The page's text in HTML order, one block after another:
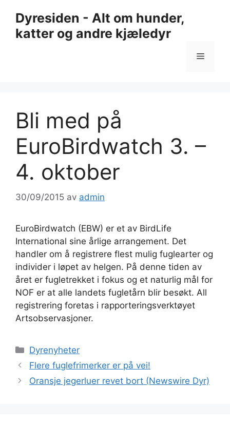
innhold
Dyresiden - Alt om hunder,
katter og andre kjæledyr
Meny
Bli med på
EuroBirdwatch 3. –
4. oktober
30/09/2015 av admin
EuroBirdwatch (EBW) er et av BirdLife
International sine årlige arrangement. Det
handler om å registrere flest mulig fuglearter og
individer i løpet av helgen. På denne tiden av
året er fugletrekket i fokus og et naturlig mål for
NOF er at alle landets fugletårn blir besøkt. All
registrering foretas i rapporteringsverktøyet
Artsobservasjoner.
Kategorier
Dyrenyheter
Flere fuglefrimerker er på vei!
Oransje jegerluer revet bort (Newswire Dyr)